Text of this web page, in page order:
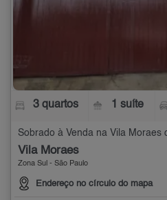
3 quartos 1 suíte
Sobrado à Venda na Vila Moraes
Vila Moraes
Zona Sul - São Paulo
Endereço no círculo do mapa